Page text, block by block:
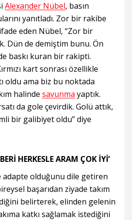
Alexander Nübel, basın
yanıtladı. Zor bir rakibe
ifade eden Nübel, “Zor bir
Dün de demiştim bunu. Ön
baskı kuran bir rakipti.
kart sonrası özellikle
oldu ama biz bu noktada
halinde savunma yaptık.
da gole çevirdik. Golü attık,
bir galibiyet oldu” diye
HERKESLE ARAM ÇOK İYİ’
adapte olduğunu dile getiren
başarıdan ziyade takım
belirterek, elinden gelenin
katkı sağlamak istediğini